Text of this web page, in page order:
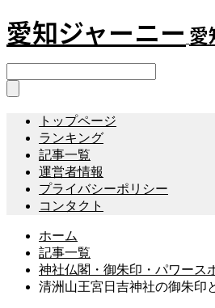
愛知ジャーニー 愛
トップページ
ランキング
記事一覧
運営者情報
プライバシーポリシー
コンタクト
ホーム
記事一覧
神社仏閣・御朱印・パワース
清洲山王宮日吉神社の御朱印